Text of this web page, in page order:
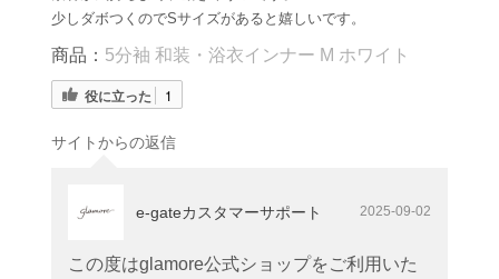
少しダボつくのでSサイズがあると嬉しいです。
商品： 5分袖 和装・浴衣インナー M ホワイト
役に立った 1
サイトからの返信
e-gateカスタマーサポート 2025-09-02
この度はglamore公式ショップをご利用いた